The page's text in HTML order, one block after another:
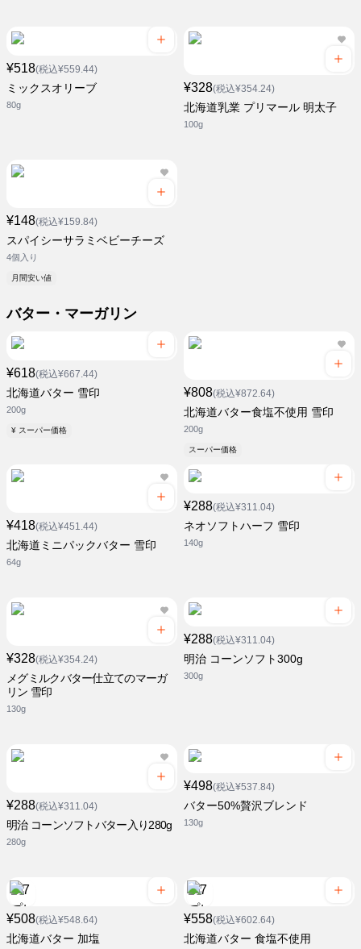
¥518(税込¥559.44)
ミックスオリーブ
80g
¥328(税込¥354.24)
北海道乳業 プリマール 明太子
100g
¥148(税込¥159.84)
スパイシーサラミベビーチーズ
4個入り
月間安い値
バター・マーガリン
¥618(税込¥667.44)
北海道バター 雪印
200g
¥ スーパー価格
¥808(税込¥872.64)
北海道バター食塩不使用 雪印
200g
スーパー価格
¥418(税込¥451.44)
北海道ミニパックバター 雪印
64g
¥288(税込¥311.04)
ネオソフトハーフ 雪印
140g
¥328(税込¥354.24)
メグミルクバター仕立てのマーガ
リン 雪印
130g
¥288(税込¥311.04)
明治 コーンソフト300g
300g
¥288(税込¥311.04)
明治 コーンソフトバター入り280g
280g
¥498(税込¥537.84)
バター50%贅沢ブレンド
130g
¥508(税込¥548.64)
北海道バター 加塩
¥558(税込¥602.64)
北海道バター 食塩不使用